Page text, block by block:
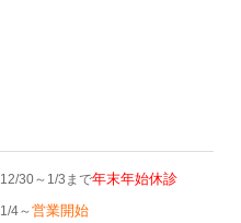
12/30～1/3まで年末年始休診
1/4～営業開始